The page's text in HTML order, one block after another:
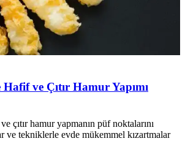
ve Çıtır Hamur Yapımı
çıtır hamur yapmanın püf noktalarını
ve tekniklerle evde mükemmel kızartmalar